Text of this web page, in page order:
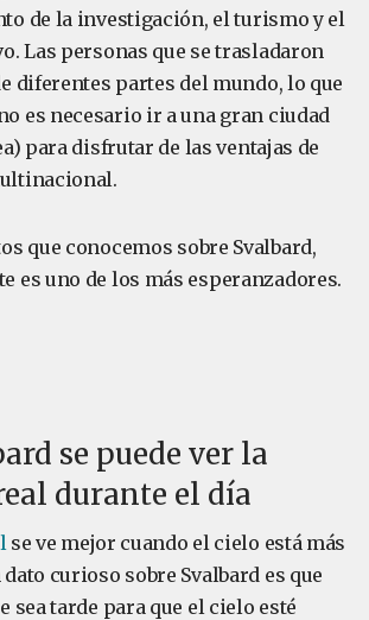
de la investigación, el turismo y el
Las personas que se trasladaron
diferentes partes del mundo, lo que
es necesario ir a una gran ciudad
para disfrutar de las ventajas de
que conocemos sobre Svalbard,
es uno de los más esperanzadores.
se puede ver la
durante el día
se ve mejor cuando el cielo está más
curioso sobre Svalbard es que
sea tarde para que el cielo esté